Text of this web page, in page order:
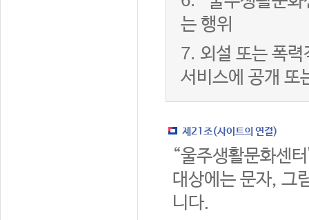
는 행위
7. 외설 또는 폭
서비스에 공개 또
제21조(사이트의 연결)
“울주생활문화센
대상에는 문자, 그
니다.